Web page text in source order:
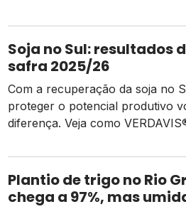
Soja no Sul: resultados
safra 2025/26
Com a recuperação da soja no
proteger o potencial produtivo
diferença. Veja como
Plantio de trigo no Rio
chega a 97%, mas